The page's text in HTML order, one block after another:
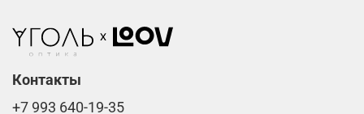
Контакты
+7 993 640-19-35